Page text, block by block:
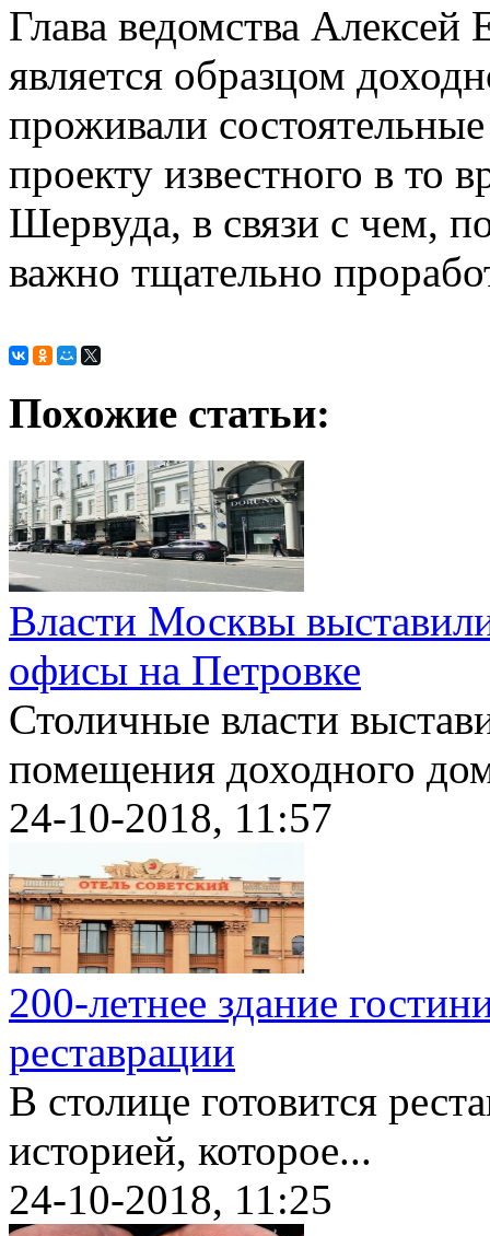
Глава ведомства Алексей
является образцом
проживали
проекту известного в то
Шервуда, в связи с чем,
важно тщательно
Похожие статьи:
Власти Москвы
офисы на Петровке
Столичные власти
помещения доходного
24-10-2018, 11:57
200-летнее здание
реставрации
В столице готовится
историей, которое...
24-10-2018, 11:25